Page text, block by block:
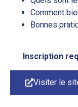
Comment
Bonnes
Inscription
Visiter le